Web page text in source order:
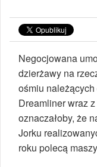
Negocjowana
dzierżawy na
ośmiu
Dreamliner wraz
oznaczałoby, że
Jorku
roku polecą